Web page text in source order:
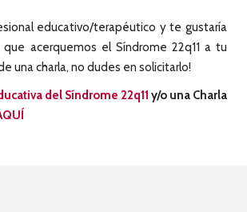
educativo/terapéutico y te gustaría
acerquemos el Síndrome 22q11 a tu
una charla, no dudes en solicitarlo!
del Síndrome 22q11 y/o una Charla